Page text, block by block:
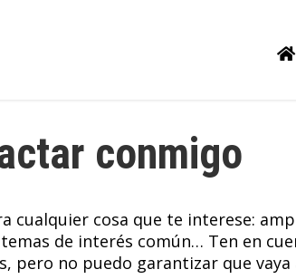
conmigo
cualquier cosa que te interese:
de interés común… Ten en
pero no puedo garantizar que